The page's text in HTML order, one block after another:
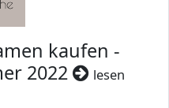
kaufen -
2022
lesen